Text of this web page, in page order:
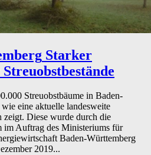
Starker
Streuobstbäume in Baden-
eine aktuelle landesweite
zeigt. Diese wurde durch die
im Auftrag des Ministeriums für
Baden-Württemberg
2019...